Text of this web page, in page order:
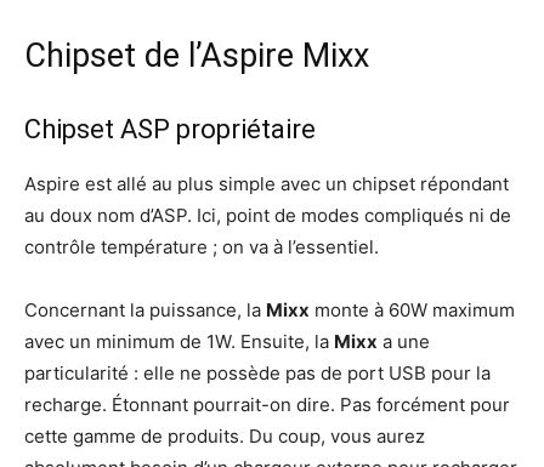
Chipset de l’Aspire Mixx
Chipset ASP propriétaire
Aspire est allé au plus simple avec un chipset répondant
au doux nom d’ASP. Ici, point de modes compliqués ni de
contrôle température ; on va à l’essentiel.
Concernant la puissance, la Mixx monte à 60W maximum
avec un minimum de 1W. Ensuite, la Mixx a une
particularité : elle ne possède pas de port USB pour la
recharge. Étonnant pourrait-on dire. Pas forcément pour
cette gamme de produits. Du coup, vous aurez